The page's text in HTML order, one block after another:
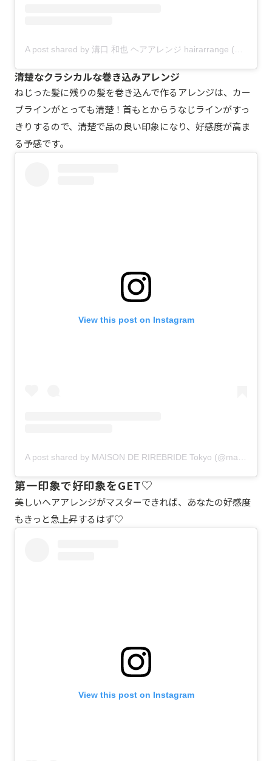
A post shared by 溝口 和也 ヘアアレンジ hairarrange (@mizomizo0711)
清楚なクラシカルな巻き込みアレンジ
ねじった髪に残りの髪を巻き込んで作るアレンジは、カー
ブラインがとっても清楚！首もとからうなじラインがすっ
きりするので、清楚で品の良い印象になり、好感度が高ま
る予感です。
View this post on Instagram
第一印象で好印象をGET♡
美しいヘアアレンジがマスターできれば、あなたの好感度
もきっと急上昇するはず♡
View this post on Instagram